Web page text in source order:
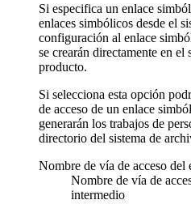
Si especifica un enlace
enlaces simbólicos desde el
configuración al enlace
se crearán directamente en el
producto.
Si selecciona esta opción
de acceso de un enlace
generarán los trabajos de
directorio del sistema de
Nombre de vía de acceso
Nombre de vía de
intermedio